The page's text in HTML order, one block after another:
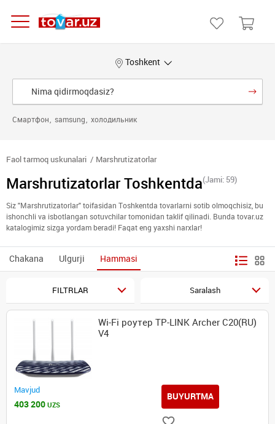
Toshkent
Смартфон samsung холодильник
Faol tarmoq uskunalari Marshrutizatorlar
Marshrutizatorlar Toshkentda(Jami: 59)
Siz "Marshrutizatorlar" toifasidan Toshkentda tovarlarni sotib olmoqchisiz, bu
ishonchli va isbotlangan sotuvchilar tomonidan taklif qilinadi. Bunda tovar.uz
katalogimiz sizga yordam beradi! Faqat eng yaxshi narxlar!
Chakana Ulgurji Hammasi
FILTRLAR Saralash
Wi-Fi роутер TP-LINK Archer C20(RU)
V4
Mavjud
403 200 UZS
BUYURTMA